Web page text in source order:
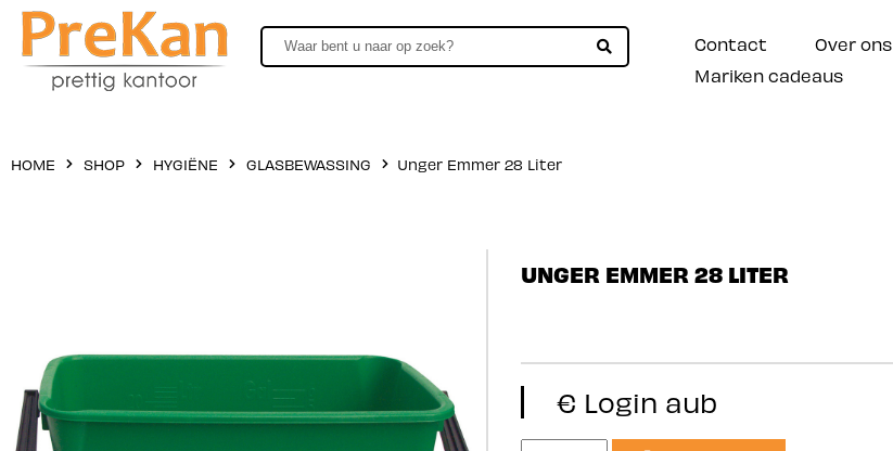
Contact Over ons
Mariken cadeaus
HOME SHOP HYGIËNE GLASBEWASSING Unger Emmer 28 Liter
UNGER EMMER 28 LITER
€ Login aub